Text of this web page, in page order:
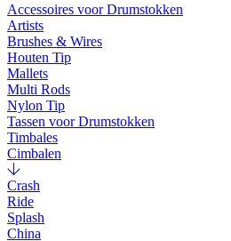
Accessoires voor Drumstokken
Artists
Brushes & Wires
Houten Tip
Mallets
Multi Rods
Nylon Tip
Tassen voor Drumstokken
Timbales
Cimbalen
Crash
Ride
Splash
China